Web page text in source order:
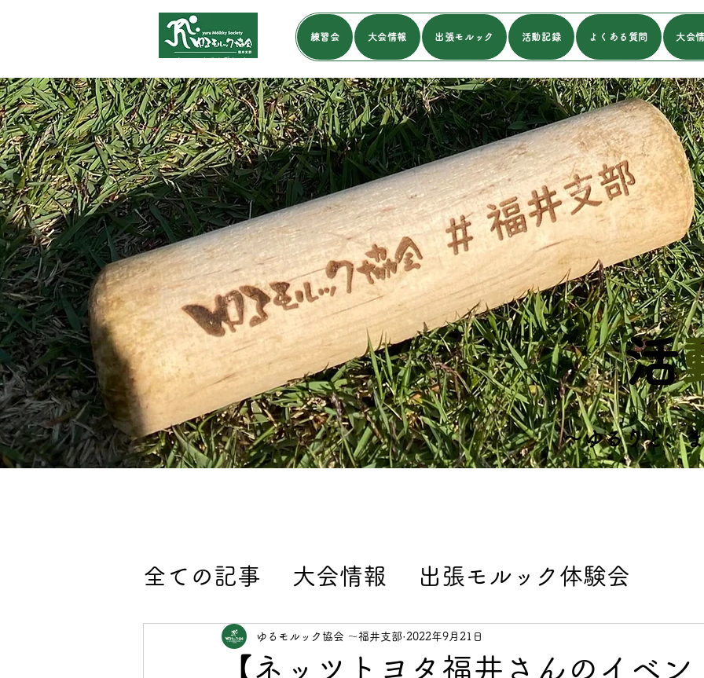
​（モルックアカデミー）
練習会 大会情報 出張モルック 活動記録 よくある質問 大会
​
～ゆるりと、
全ての記事 大会情報 出張モルック体験会
モルックイベント 練習会情報
【ネッツトヨタ福井さんのイベン
ゆるモルック協会 〜福井支部 2022年9月21日